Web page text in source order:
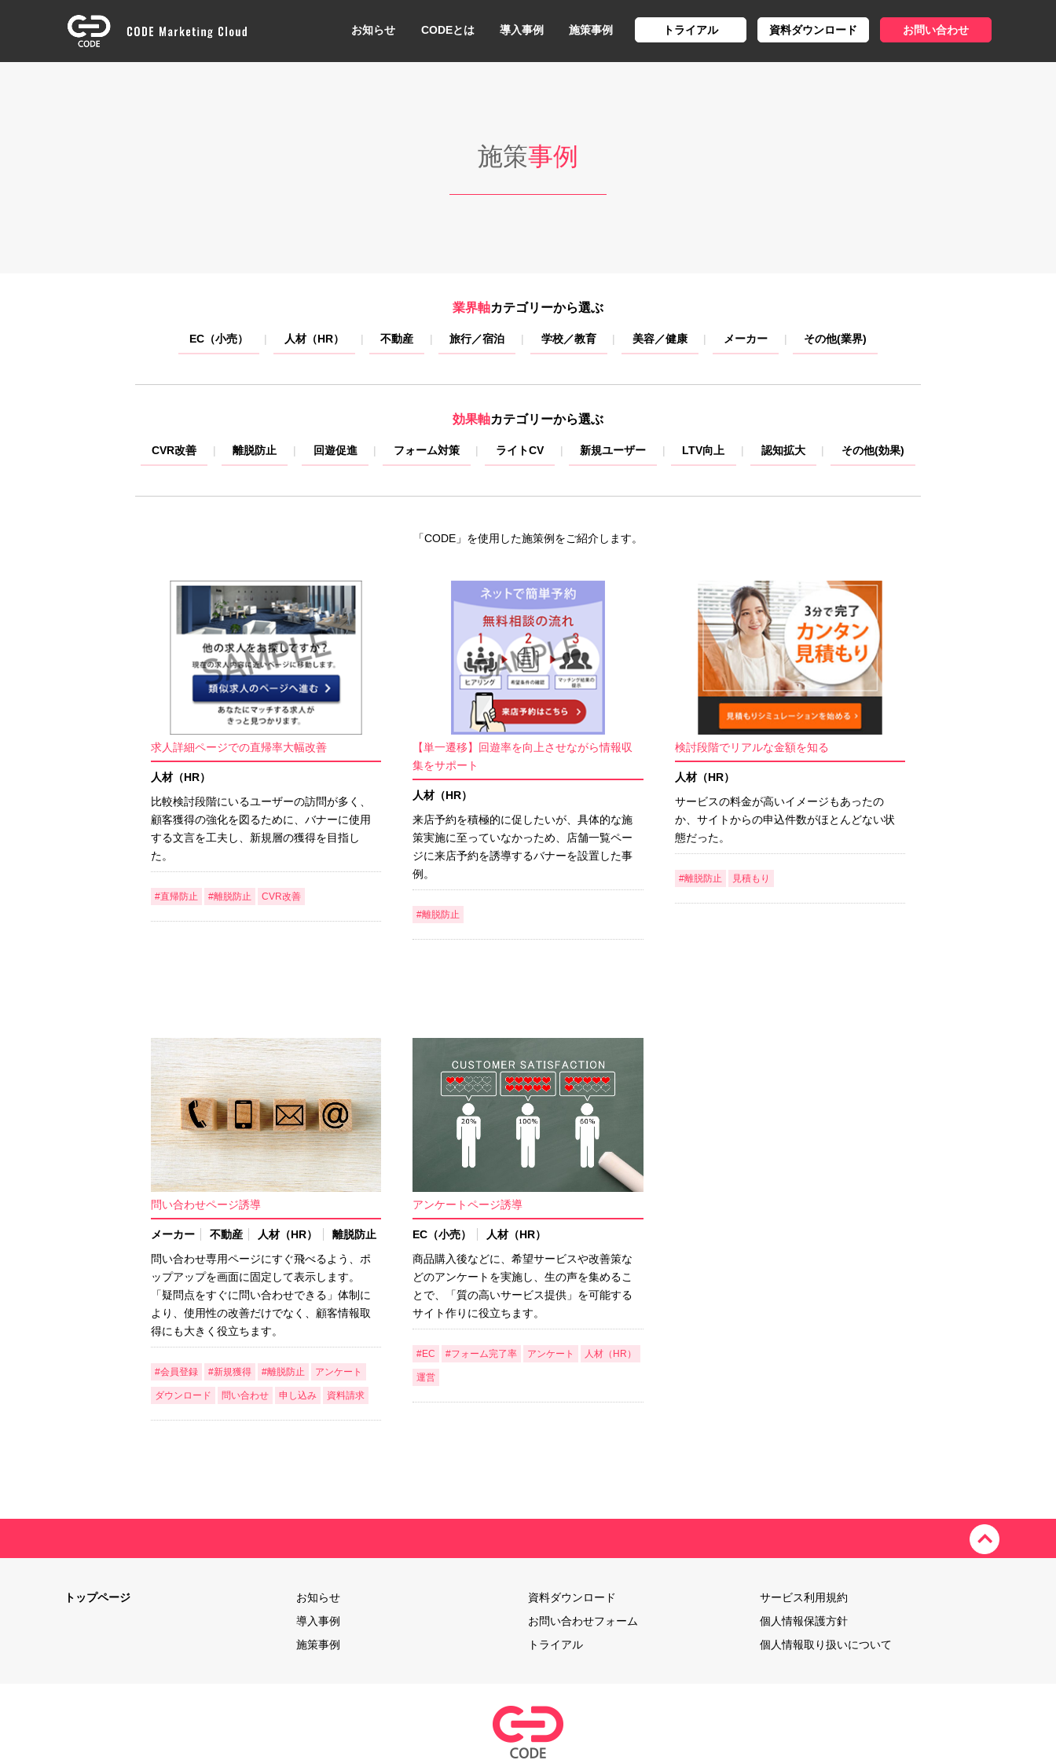
お知らせ CODEとは 導入事例 施策事例 トライアル 資料ダウンロード お問い合わせ
施策事例
業界軸カテゴリーから選ぶ
EC（小売） 人材（HR） 不動産 旅行／宿泊 学校／教育 美容／健康 メーカー その他(業界)
効果軸カテゴリーから選ぶ
CVR改善 離脱防止 回遊促進 フォーム対策 ライトCV 新規ユーザー LTV向上 認知拡大 その他(効果)
「CODE」を使用した施策例をご紹介します。
求人詳細ページでの直帰率大幅改善
人材（HR）
比較検討段階にいるユーザーの訪問が多く、
顧客獲得の強化を図るために、バナーに使用
する文言を工夫し、新規層の獲得を目指し
た。
#直帰防止 #離脱防止 CVR改善
【単一遷移】回遊率を向上させながら情報収
集をサポート
人材（HR）
来店予約を積極的に促したいが、具体的な施
策実施に至っていなかっため、店舗一覧ペー
ジに来店予約を誘導するバナーを設置した事
例。
#離脱防止
検討段階でリアルな金額を知る
人材（HR）
サービスの料金が高いイメージもあったの
か、サイトからの申込件数がほとんどない状
態だった。
#離脱防止 見積もり
問い合わせページ誘導
メーカー 不動産 人材（HR）
離脱防止
問い合わせ専用ページにすぐ飛べるよう、ポ
ップアップを画面に固定して表示します。
「疑問点をすぐに問い合わせできる」体制に
より、使用性の改善だけでなく、顧客情報取
得にも大きく役立ちます。
#会員登録 #新規獲得 #離脱防止 アンケート
ダウンロード 問い合わせ 申し込み 資料請求
アンケートページ誘導
EC（小売）
人材（HR）
商品購入後などに、希望サービスや改善策な
どのアンケートを実施し、生の声を集めるこ
とで、「質の高いサービス提供」を可能する
サイト作りに役立ちます。
#EC #フォーム完了率 アンケート 人材（HR）
運営
トップページ
お知らせ
導入事例
施策事例
資料ダウンロード
お問い合わせフォーム
トライアル
サービス利用規約
個人情報保護方針
個人情報取り扱いについて